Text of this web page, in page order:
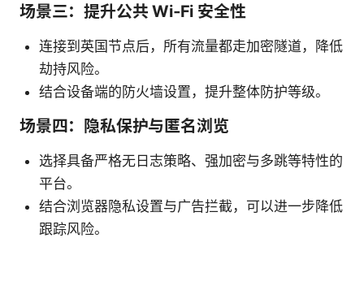
场景三：提升公共 Wi‑Fi 安全性
连接到英国节点后，所有流量都走加密隧道，降低
劫持风险。
结合设备端的防火墙设置，提升整体防护等级。
场景四：隐私保护与匿名浏览
选择具备严格无日志策略、强加密与多跳等特性的
平台。
结合浏览器隐私设置与广告拦截，可以进一步降低
跟踪风险。